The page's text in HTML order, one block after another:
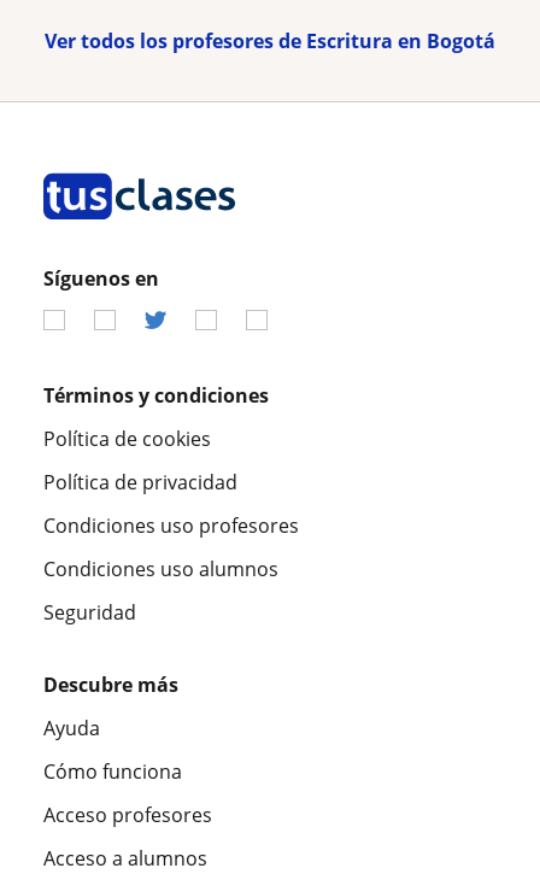
Ver todos los profesores de Escritura en Bogotá
Síguenos en
Términos y condiciones
Política de cookies
Política de privacidad
Condiciones uso profesores
Condiciones uso alumnos
Seguridad
Descubre más
Ayuda
Cómo funciona
Acceso profesores
Acceso a alumnos